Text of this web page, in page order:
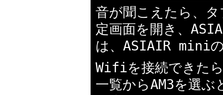
音が聞こえたら、
定画面を開き、
は、ASIAIR miniの
Wifiを接続できた
一覧からAM3を選